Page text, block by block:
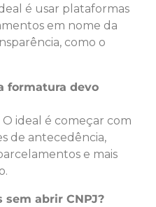
é usar plataformas
em nome da
como o
formatura devo
ideal é começar com
de antecedência,
e mais
sem abrir CNPJ?